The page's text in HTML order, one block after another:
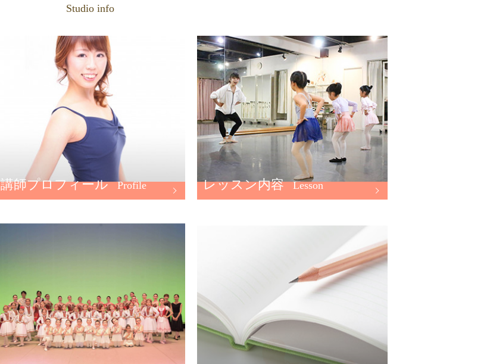
Studio info
講師プロフィール Profile レッスン内容 Lesson